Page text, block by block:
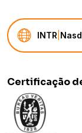
INTR
Certificação